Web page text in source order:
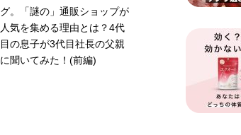
グ。「謎の」通販ショップが
人気を集める理由とは？4代
目の息子が3代目社長の父親
に聞いてみた！(前編)